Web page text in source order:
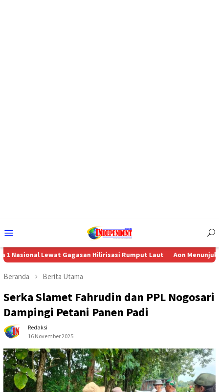
Mobile
Lewat Gagasan Hilirisasi Rumput Laut Aon Menunjuk Stephen
Beranda Berita Utama
Serka Slamet Fahrudin dan PPL Nogosari
Dampingi Petani Panen Padi
Redaksi
16 November 2025